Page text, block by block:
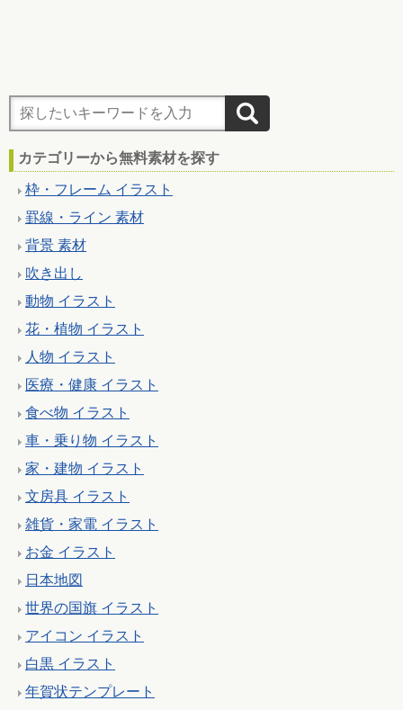
カテゴリーから無料素材を探す
枠・フレーム イラスト
罫線・ライン 素材
背景 素材
吹き出し
動物 イラスト
花・植物 イラスト
人物 イラスト
医療・健康 イラスト
食べ物 イラスト
車・乗り物 イラスト
家・建物 イラスト
文房具 イラスト
雑貨・家電 イラスト
お金 イラスト
日本地図
世界の国旗 イラスト
アイコン イラスト
白黒 イラスト
年賀状テンプレート